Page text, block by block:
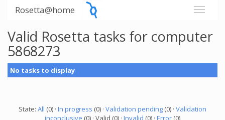
Rosetta@home
Valid Rosetta tasks for computer
5868273
No tasks to display
State: All (0) · In progress (0) · Validation pending (0) · Validation
inconclusive (0) · Valid (0) · Invalid (0) · Error (0)